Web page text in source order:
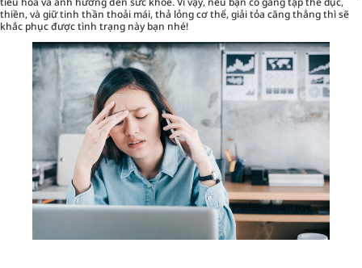
thiền, và giữ tinh thần thoải mái, thả lỏng cơ thể, giải tỏa căng thẳng thì sẽ
khắc phục được tình trạng này bạn nhé!